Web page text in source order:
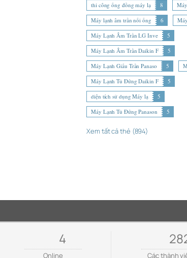
thi công ống đồng máy lạ
8
Máy lạnh âm trần nối ống
6
Máy Lạnh Âm Trần LG Inve
5
Máy Lạnh Âm Trần Daikin F
5
Máy Lạnh Giấu Trần Panaso
5
Máy Lạnh Tủ Đứng Daikin F
5
diện tích sử dụng Máy lạ
5
Máy Lạnh Tủ Đứng Panason
5
Xem tất cả thẻ (894)
4
Online Các thành